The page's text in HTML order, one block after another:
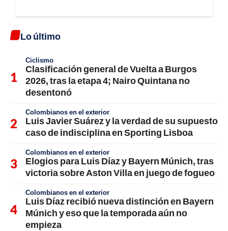
Lo último
Ciclismo
Clasificación general de Vuelta a Burgos
2026, tras la etapa 4; Nairo Quintana no
desentonó
Colombianos en el exterior
Luis Javier Suárez y la verdad de su supuesto
caso de indisciplina en Sporting Lisboa
Colombianos en el exterior
Elogios para Luis Díaz y Bayern Múnich, tras
victoria sobre Aston Villa en juego de fogueo
Colombianos en el exterior
Luis Díaz recibió nueva distinción en Bayern
Múnich y eso que la temporada aún no
empieza